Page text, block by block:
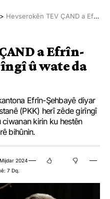
> Hevserokên TEV ÇAND a Efrîn-Şehbayê: PKK girîngî û wate da çandê
a Efrîn-
û wate da
Efrîn-Şehbayê diyar
(PKK) herî zêde girîngî
kirin ku hestên
bihûnin.
2024
7 Dq.